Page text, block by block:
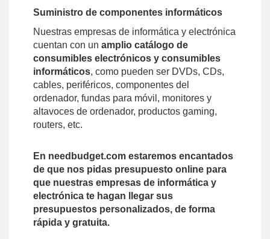
Suministro de componentes informáticos
Nuestras empresas de informática y electrónica
cuentan con un amplio catálogo de
consumibles electrónicos y consumibles
informáticos, como pueden ser DVDs, CDs,
cables, periféricos, componentes del
ordenador, fundas para móvil, monitores y
altavoces de ordenador, productos gaming,
routers, etc.
En needbudget.com estaremos encantados
de que nos pidas presupuesto online para
que nuestras empresas de informática y
electrónica te hagan llegar sus
presupuestos personalizados, de forma
rápida y gratuita.